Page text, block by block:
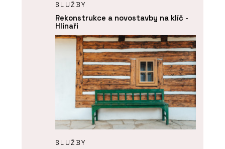
SLUŽBY
Rekonstrukce a novostavby na klíč -
Hlinaři
SLUŽBY